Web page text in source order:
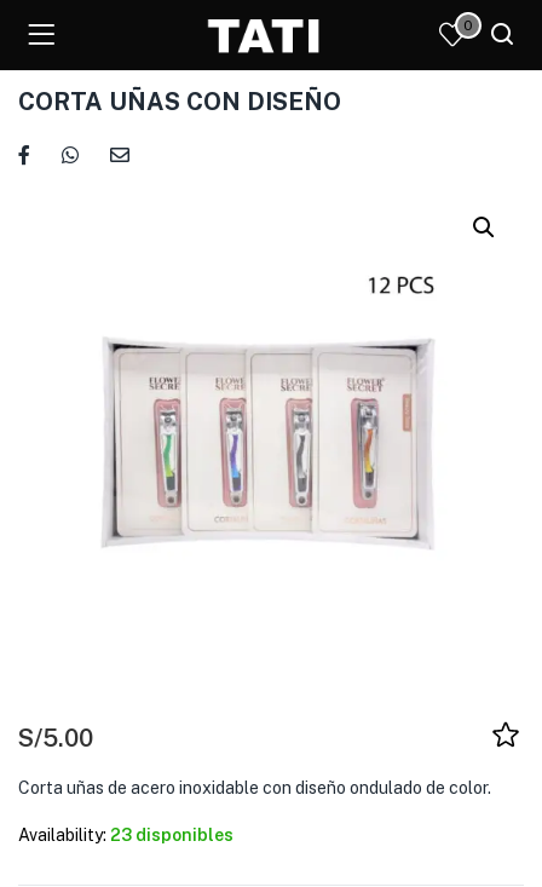
0
CORTA UÑAS CON DISEÑO
S/5.00
Corta uñas de acero inoxidable con diseño ondulado de color.
Availability: 23 disponibles